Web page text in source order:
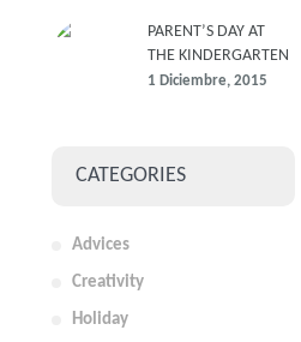
PARENT’S DAY AT
THE KINDERGARTEN
1 Diciembre, 2015
CATEGORIES
Advices
Creativity
Holiday